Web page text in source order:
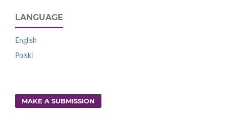
LANGUAGE
English
Polski
MAKE A SUBMISSION